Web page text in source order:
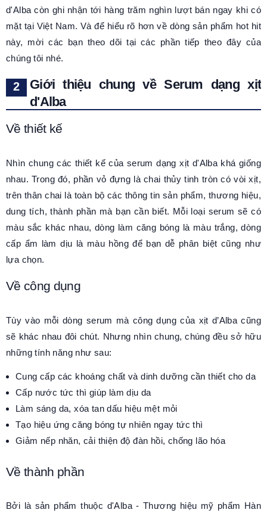
d'Alba còn ghi nhận tới hàng trăm nghìn lượt bán ngay khi có
mặt tại Việt Nam. Và để hiểu rõ hơn về dòng sản phẩm hot hit
này, mời các bạn theo dõi tại các phần tiếp theo đây của
chúng tôi nhé.
Giới thiệu chung về Serum dạng xịt
d'Alba
Về thiết kế
Nhìn chung các thiết kế của serum dạng xịt d'Alba khá giống
nhau. Trong đó, phần vỏ đựng là chai thủy tinh tròn có vòi xịt,
trên thân chai là toàn bộ các thông tin sản phẩm, thương hiệu,
dung tích, thành phần mà bạn cần biết. Mỗi loại serum sẽ có
màu sắc khác nhau, dòng làm căng bóng là màu trắng, dòng
cấp ẩm làm dịu là màu hồng để bạn dễ phân biệt cũng như
lựa chọn.
Về công dụng
Tùy vào mỗi dòng serum mà công dụng của xịt d’Alba cũng
sẽ khác nhau đôi chút. Nhưng nhìn chung, chúng đều sở hữu
những tính năng như sau:
Cung cấp các khoáng chất và dinh dưỡng cần thiết cho da
Cấp nước tức thì giúp làm dịu da
Làm sáng da, xóa tan dấu hiệu mệt mỏi
Tạo hiệu ứng căng bóng tự nhiên ngay tức thì
Giảm nếp nhăn, cải thiện độ đàn hồi, chống lão hóa
Về thành phần
Bởi là sản phẩm thuộc d'Alba - Thương hiệu mỹ phẩm Hàn